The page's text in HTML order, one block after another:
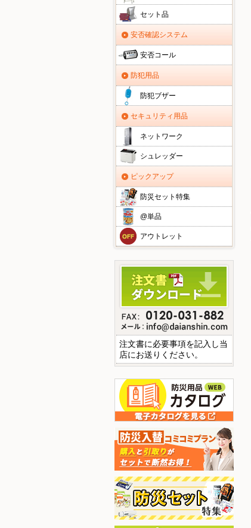
セット品
安否確認システム
安否コール
防犯用品
防犯ブザー
セキュリティ用品
ネットワーク
シュレッダー
ピックアップ
防災セット特集
@単品
アウトレット
注文書に必要事項を記入し当
店にお送りください。